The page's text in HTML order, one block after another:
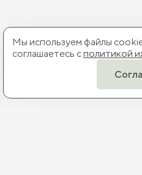
Мы используем файлы
соглашаетесь сполитикой